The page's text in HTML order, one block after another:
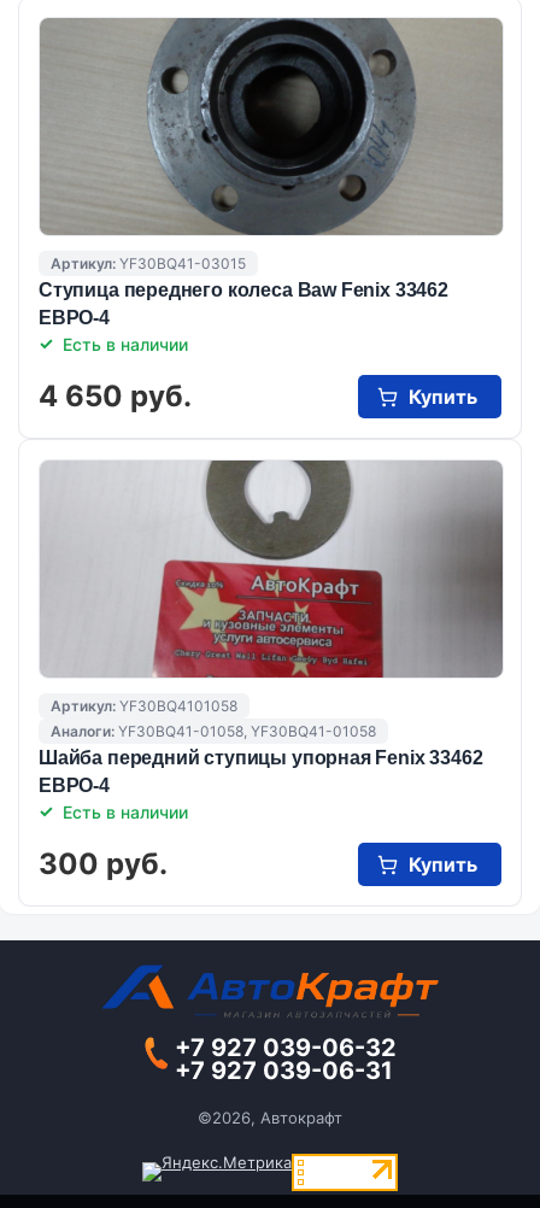
Артикул: YF30BQ41-03015
Cтупица переднего колеса Baw Fenix 33462
ЕВРО-4
Есть в наличии
4 650 руб. Купить
Артикул: YF30BQ4101058
Аналоги: YF30BQ41-01058, YF30BQ41-01058
Шайба передний ступицы упорная Fenix 33462
ЕВРО-4
Есть в наличии
300 руб. Купить
+7 927 039-06-32
+7 927 039-06-31
©2026, Автокрафт